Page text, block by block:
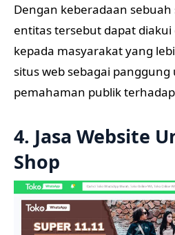
Dengan keberadaan sebuah
entitas tersebut dapat
kepada masyarakat yang
situs web sebagai
pemahaman publik
4. Jasa Website
Shop